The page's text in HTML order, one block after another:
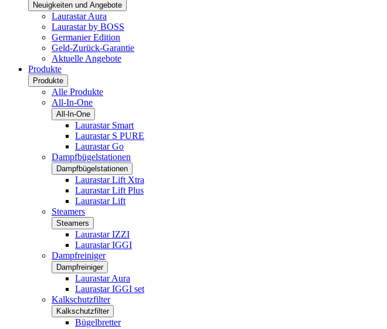
Neuigkeiten und Angebote
Laurastar Aura
Laurastar by BOSS
Germanier Edition
Geld-Zurück-Garantie
Aktuelle Angebote
Produkte
Produkte
Alle Produkte
All-In-One
All-In-One
Laurastar Smart
Laurastar S PURE
Laurastar Go
Dampfbügelstationen
Dampfbügelstationen
Laurastar Lift Xtra
Laurastar Lift Plus
Laurastar Lift
Steamers
Steamers
Laurastar IZZI
Laurastar IGGI
Dampfreiniger
Dampfreiniger
Laurastar Aura
Laurastar IGGI set
Kalkschutzfilter
Kalkschutzfilter
Bügelbretter